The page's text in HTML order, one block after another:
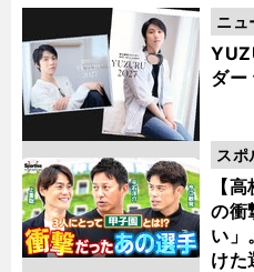
ダー
ニュ
【
の衝
い」
けた
スポ
動画